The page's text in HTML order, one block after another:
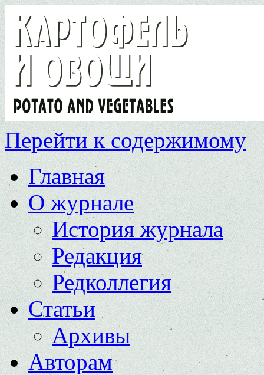
Перейти к содержимому
Главная
О журнале
История журнала
Редакция
Редколлегия
Статьи
Архивы
Авторам